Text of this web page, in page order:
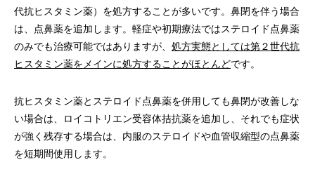
代抗ヒスタミン薬）を処方することが多いです。鼻閉を伴う場合
は、点鼻薬を追加します。軽症や初期療法ではステロイド点鼻薬
のみでも治療可能ではありますが、 処方実態としては第２世代抗
ヒスタミン薬をメインに処方することがほとんどです。
抗ヒスタミン薬とステロイド点鼻薬を併用しても鼻閉が改善しな
い場合は、ロイコトリエン受容体拮抗薬を追加し、それでも症状
が強く残存する場合は、内服のステロイドや血管収縮型の点鼻薬
を短期間使用します。